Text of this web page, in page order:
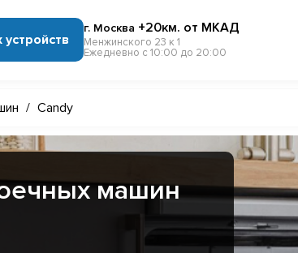
г. Москва +20км. от МКАД
Менжинского 23 к 1
Ежедневно с 10:00 до 20:00
/ Candy
машин